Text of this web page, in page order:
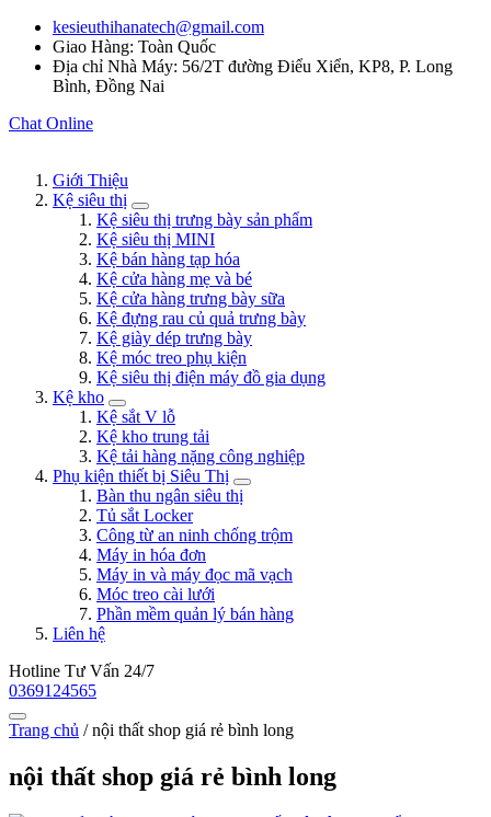
kesieuthihanatech@gmail.com
Giao Hàng: Toàn Quốc
Địa chỉ Nhà Máy: 56/2T đường Điểu Xiển, KP8, P. Long
Bình, Đồng Nai
Chat Online
Giới Thiệu
Kệ siêu thị
Kệ siêu thị trưng bày sản phẩm
Kệ siêu thị MINI
Kệ bán hàng tạp hóa
Kệ cửa hàng mẹ và bé
Kệ cửa hàng trưng bày sữa
Kệ đựng rau củ quả trưng bày
Kệ giày dép trưng bày
Kệ móc treo phụ kiện
Kệ siêu thị điện máy đồ gia dụng
Kệ kho
Kệ sắt V lỗ
Kệ kho trung tải
Kệ tải hàng nặng công nghiệp
Phụ kiện thiết bị Siêu Thị
Bàn thu ngân siêu thị
Tủ sắt Locker
Công từ an ninh chống trộm
Máy in hóa đơn
Máy in và máy đọc mã vạch
Móc treo cài lưới
Phần mềm quản lý bán hàng
Liên hệ
Hotline Tư Vấn 24/7
0369124565
Trang chủ /nội thất shop giá rẻ bình long
nội thất shop giá rẻ bình long